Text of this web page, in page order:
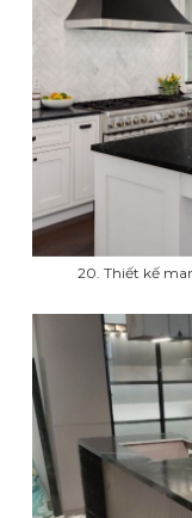
20. Thiết kế